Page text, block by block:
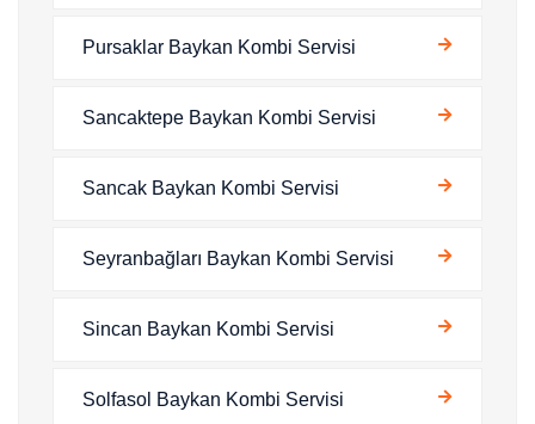
Pursaklar Baykan Kombi Servisi
Sancaktepe Baykan Kombi Servisi
Sancak Baykan Kombi Servisi
Seyranbağları Baykan Kombi Servisi
Sincan Baykan Kombi Servisi
Solfasol Baykan Kombi Servisi